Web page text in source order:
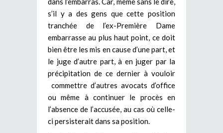
s’il y a des gens que cette position
tranchée de l’ex-Première Dame
embarrasse au plus haut point, ce doit
bien être les mis en cause d’une part, et
le juge d’autre part, à en juger par la
précipitation de ce dernier à vouloir
commettre d’autres avocats d’office
ou même à continuer le procès en
l’absence de l’accusée, au cas où celle-
ci persisterait dans sa position.